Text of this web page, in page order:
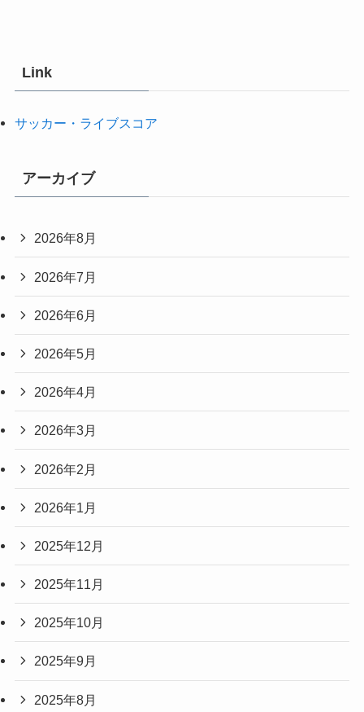
Link
サッカー・ライブスコア
アーカイブ
2026年8月
2026年7月
2026年6月
2026年5月
2026年4月
2026年3月
2026年2月
2026年1月
2025年12月
2025年11月
2025年10月
2025年9月
2025年8月